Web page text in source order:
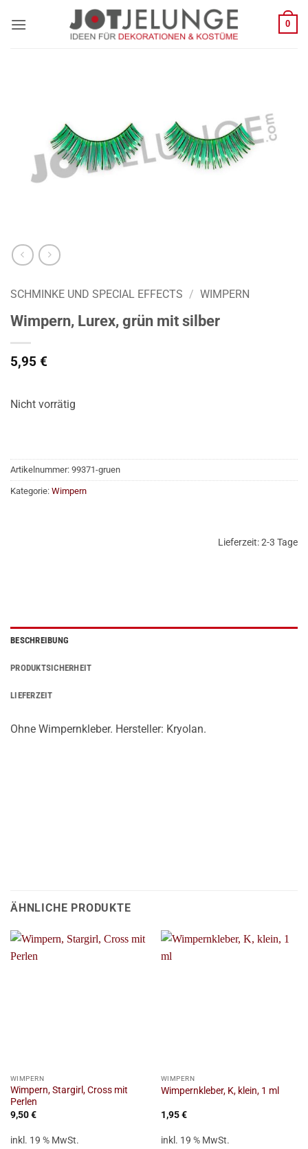
Inhalt
0
SCHMINKE UND SPECIAL EFFECTS / WIMPERN
Wimpern, Lurex, grün mit silber
5,95 €
Nicht vorrätig
Artikelnummer: 99371-gruen
Kategorie: Wimpern
Lieferzeit:2-3 Tage
BESCHREIBUNG
PRODUKTSICHERHEIT
LIEFERZEIT
Ohne Wimpernkleber. Hersteller: Kryolan.
ÄHNLICHE PRODUKTE
WIMPERN
Wimpern, Stargirl, Cross mit
Perlen
9,50€
inkl. 19 % MwSt.
WIMPERN
Wimpernkleber, K, klein, 1 ml
1,95€
inkl. 19 % MwSt.